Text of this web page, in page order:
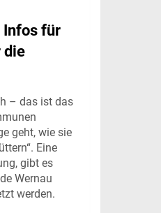
Infos für
die
– das ist das
geht, wie sie
Eine
gibt es
Wernau
werden.